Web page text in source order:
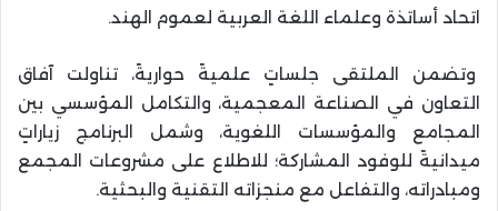
اتحاد أساتذة وعلماء اللغة العربية لعموم الهند.
وتضمن الملتقى جلساتٍ علميةً حواريةً، تناولت آفاق
التعاون في الصناعة المعجمية، والتكامل المؤسسي بين
المجامع والمؤسسات اللغوية، وشمل البرنامج زياراتٍ
ميدانيةً للوفود المشاركة؛ للاطلاع على مشروعات المجمع
ومبادراته، والتفاعل مع منجزاته التقنية والبحثية.